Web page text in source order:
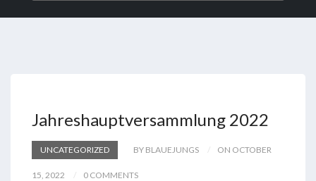
Jahreshauptversammlung 2022
UNCATEGORIZED BY BLAUEJUNGS ON OCTOBER
15, 2022 0 COMMENTS